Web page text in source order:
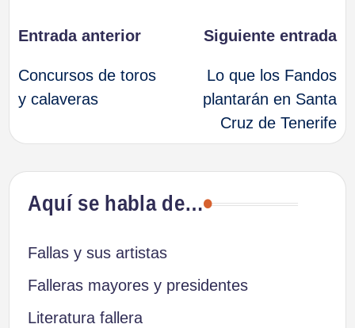
Navegación
de
entradas
Entrada anterior
Concursos de toros
y calaveras
Siguiente entrada
Lo que los Fandos
plantarán en Santa
Cruz de Tenerife
Aquí se habla de…
Fallas y sus artistas
Falleras mayores y presidentes
Literatura fallera